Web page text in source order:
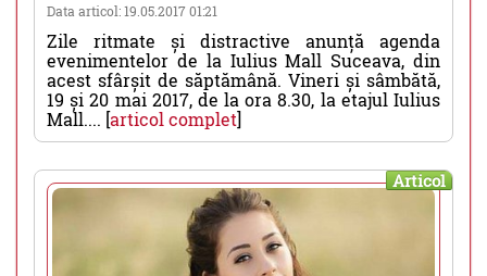
Data articol: 19.05.2017 01:21
Zile ritmate și distractive anunță agenda
evenimentelor de la Iulius Mall Suceava, din
acest sfârșit de săptămână. Vineri și sâmbătă,
19 și 20 mai 2017, de la ora 8.30, la etajul Iulius
Mall.... [articol complet]
Articol